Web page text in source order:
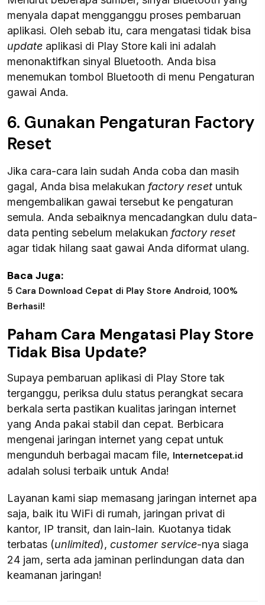
menyala dapat mengganggu proses pembaruan
aplikasi. Oleh sebab itu, cara mengatasi tidak bisa
update aplikasi di Play Store kali ini adalah
menonaktifkan sinyal Bluetooth. Anda bisa
menemukan tombol Bluetooth di menu Pengaturan
gawai Anda.
6. Gunakan Pengaturan Factory
Reset
Jika cara-cara lain sudah Anda coba dan masih
gagal, Anda bisa melakukan factory reset untuk
mengembalikan gawai tersebut ke pengaturan
semula. Anda sebaiknya mencadangkan dulu data-
data penting sebelum melakukan factory reset
agar tidak hilang saat gawai Anda diformat ulang.
Baca Juga:
5 Cara Download Cepat di Play Store Android, 100%
Berhasil!
Paham Cara Mengatasi Play Store
Tidak Bisa Update?
Supaya pembaruan aplikasi di Play Store tak
terganggu, periksa dulu status perangkat secara
berkala serta pastikan kualitas jaringan internet
yang Anda pakai stabil dan cepat. Berbicara
mengenai jaringan internet yang cepat untuk
mengunduh berbagai macam file, Internetcepat.id
adalah solusi terbaik untuk Anda!
Layanan kami siap memasang jaringan internet apa
saja, baik itu WiFi di rumah, jaringan privat di
kantor, IP transit, dan lain-lain. Kuotanya tidak
terbatas (unlimited), customer service-nya siaga
24 jam, serta ada jaminan perlindungan data dan
keamanan jaringan!